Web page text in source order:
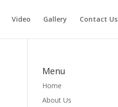
Video Gallery Contact Us
Menu
Home
About Us